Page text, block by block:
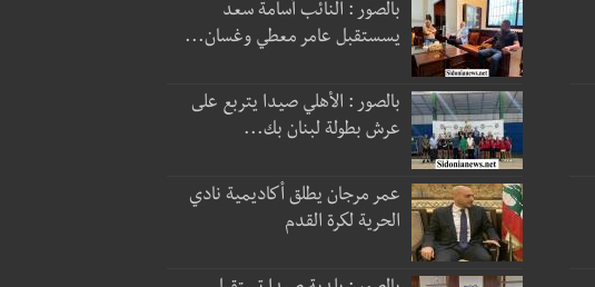
بالصور : النائب أسامة سعد
يسستقبل عامر معطي وغسان...
بالصور : الأهلي صيدا يتربع على
عرش بطولة لبنان بك...
عمر مرجان يطلق أكاديمية نادي
الحرية لكرة القدم